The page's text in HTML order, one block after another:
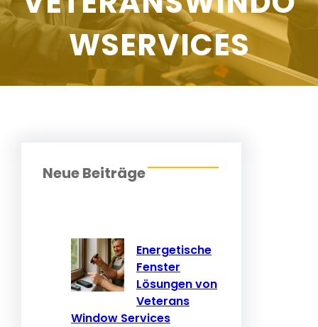
WSERVICES
Neue Beiträge
Energetische
Fenster
Lösungen von
Veterans
Window Services